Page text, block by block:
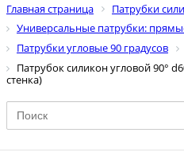
Главная страница
Патрубки
Универсальные патрубки:
Патрубки угловые 90 градусов
Патрубок силикон угловой 90°
стенка)